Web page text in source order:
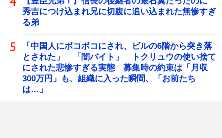
秀吉につけ込まれ兄に切腹に追い込まれた無惨すぎ
る弟
「中国人にボコボコにされ、ビルの6階から突き落
とされた」 「闇バイト」 トクリュウの使い捨て
にされた悲惨すぎる実態 募集時の約束は「月収
300万円」も、組織に入った瞬間、「お前たち
は…」